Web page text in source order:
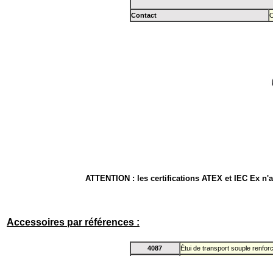
Contact
ATTENTION : les certifications ATEX et IEC Ex
Accessoires par références :
4087
Étui de transport souple